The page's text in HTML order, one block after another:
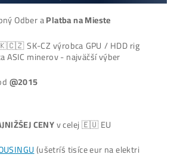
Košík
Oplatí sa Ťažiť?